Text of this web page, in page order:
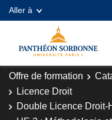
Aller à
Offre de formation
Licence Droit
Double Licence Droit-